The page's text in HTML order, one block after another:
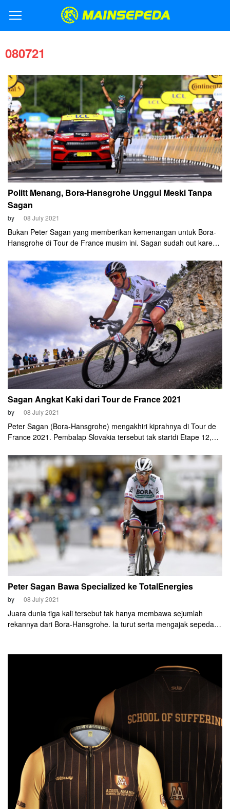
080721
Politt Menang, Bora-Hansgrohe Unggul Meski Tanpa
Sagan
by 08 July 2021
Bukan Peter Sagan yang memberikan kemenangan untuk Bora-
Hansgrohe di Tour de France musim ini. Sagan sudah out karena
Politt finis pertama di Etape 12, Kamis (8/7).
Sagan Angkat Kaki dari Tour de France 2021
by 08 July 2021
Peter Sagan (Bora-Hansgrohe) mengakhiri kiprahnya di Tour de
France 2021. Pembalap Slovakia tersebut tak startdi Etape 12,
Peter Sagan Bawa Specialized ke TotalEnergies
by 08 July 2021
Juara dunia tiga kali tersebut tak hanya membawa sejumlah
rekannya dari Bora-Hansgrohe. Ia turut serta mengajak sepeda